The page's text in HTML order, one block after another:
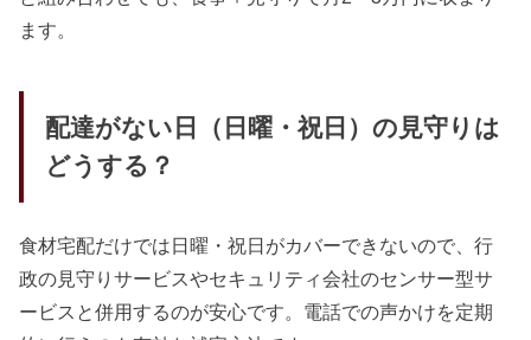
ます。
配達がない日（日曜・祝日）の見守りは
どうする？
食材宅配だけでは日曜・祝日がカバーできないので、行
政の見守りサービスやセキュリティ会社のセンサー型サ
ービスと併用するのが安心です。電話での声かけを定期